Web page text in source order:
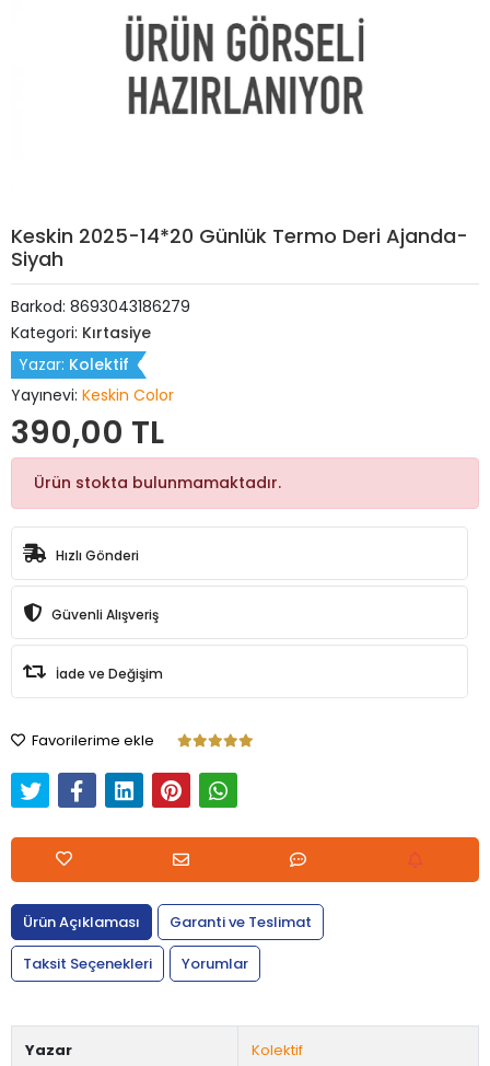
Keskin 2025-14*20 Günlük Termo Deri Ajanda-
Siyah
Barkod: 8693043186279
Kategori: Kırtasiye
Yazar: Kolektif
Yayınevi: Keskin Color
390,00 TL
Ürün stokta bulunmamaktadır.
Hızlı Gönderi
Güvenli Alışveriş
İade ve Değişim
Favorilerime ekle
Ürün Açıklaması
Garanti ve Teslimat
Taksit Seçenekleri
Yorumlar
Yazar Kolektif